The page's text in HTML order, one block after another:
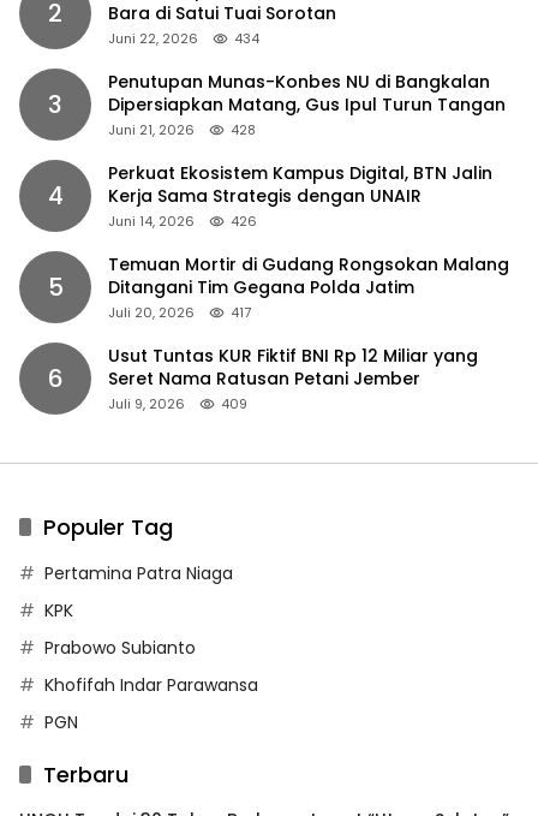
2
Bara di Satui Tuai Sorotan
Juni 22, 2026 434
3
Penutupan Munas-Konbes NU di Bangkalan
Dipersiapkan Matang, Gus Ipul Turun Tangan
Juni 21, 2026 428
4
Perkuat Ekosistem Kampus Digital, BTN Jalin
Kerja Sama Strategis dengan UNAIR
Juni 14, 2026 426
5
Temuan Mortir di Gudang Rongsokan Malang
Ditangani Tim Gegana Polda Jatim
Juli 20, 2026 417
6
Usut Tuntas KUR Fiktif BNI Rp 12 Miliar yang
Seret Nama Ratusan Petani Jember
Juli 9, 2026 409
Populer Tag
Pertamina Patra Niaga
KPK
Prabowo Subianto
Khofifah Indar Parawansa
PGN
Terbaru